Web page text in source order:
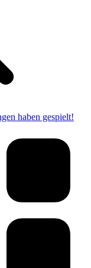
haben gespielt!